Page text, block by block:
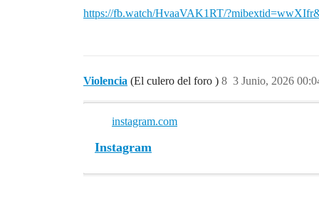
https://fb.watch/HvaaVAK1RT/
Violencia (El culero del foro ) 3 Junio, 2026
8
instagram.com
Instagram